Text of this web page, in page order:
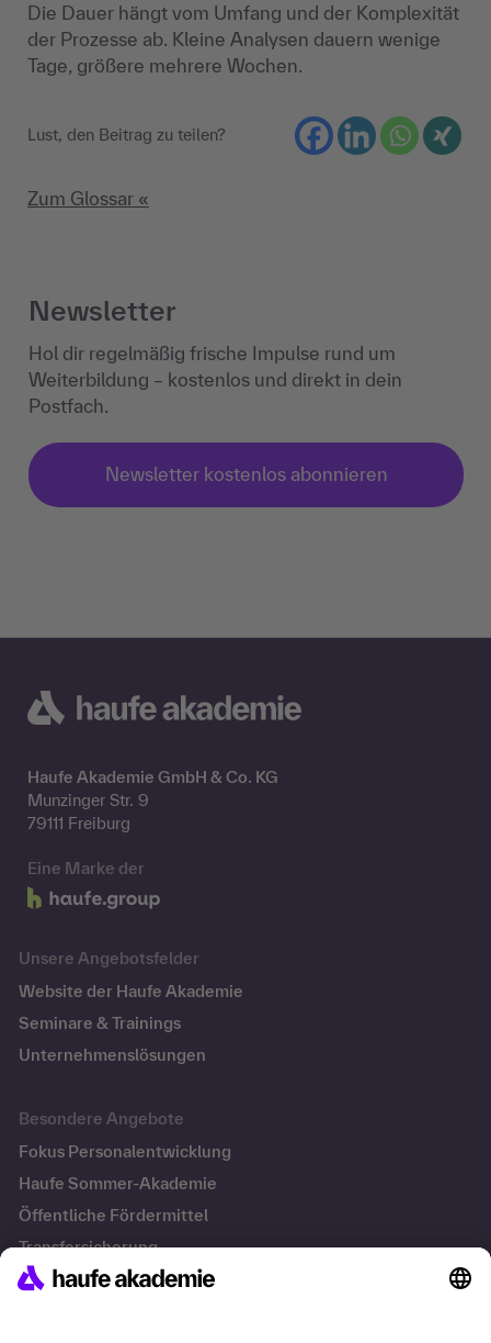
Die Dauer hängt vom Umfang und der Komplexität
der Prozesse ab. Kleine Analysen dauern wenige
Tage, größere mehrere Wochen.
Lust, den Beitrag zu teilen?
Zum Glossar «
Newsletter
Hol dir regelmäßig frische Impulse rund um
Weiterbildung – kostenlos und direkt in dein
Postfach.
Newsletter kostenlos abonnieren
Haufe Akademie GmbH & Co. KG
Munzinger Str. 9
79111 Freiburg
Eine Marke der
Unsere Angebotsfelder
Website der Haufe Akademie
Seminare & Trainings
Unternehmenslösungen
Besondere Angebote
Fokus Personalentwicklung
Haufe Sommer-Akademie
Öffentliche Fördermittel
Transfersicherung